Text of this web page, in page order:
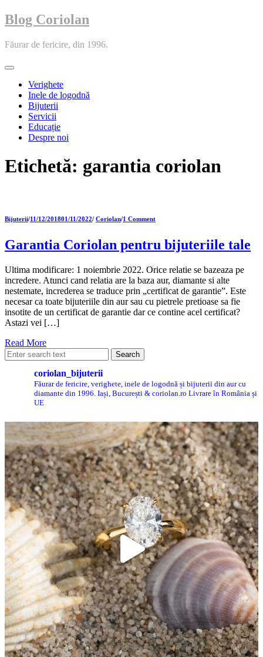
Blog Coriolan
Făurar de fericire, din 1996.
Toggle
navigationVerighete
Inele de logodnă
Bijuterii
Servicii
Educație
Despre noi
Etichetă: garantia coriolan
Bijuterii/11/12/201801/11/2022/ Coriolan/1 Comment
Garantia Coriolan pentru bijuteriile tale
Ultima modificare: 1 noiembrie 2022. Orice relatie se bazeaza pe
incredere. Atunci cand relatia are la baza aur, diamante si alte
nestemate, increderea se traduce prin „certificat de garantie”. Este
necesar ca toate bijuteriile din aur sau cu pietrele pretioase sa fie
insotite de un certificat de garantie dar ce contine acel certificat?
Astazi vei […]
Read More
coriolan_bijuterii
Făurar de fericire, verighete, inele de logodnă și bijuterii din aur cu
diamante din 1996. Iași, București & coriolan.ro Livrare în România și
UE